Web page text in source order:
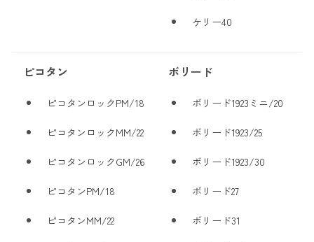
ケリー40
ピコタン
ピコタンロックPM/18
ピコタンロックMM/22
ピコタンロックGM/26
ピコタンPM/18
ピコタンMM/22
ボリード
ボリード1923ミニ/20
ボリード1923/25
ボリード1923/30
ボリード27
ボリード31